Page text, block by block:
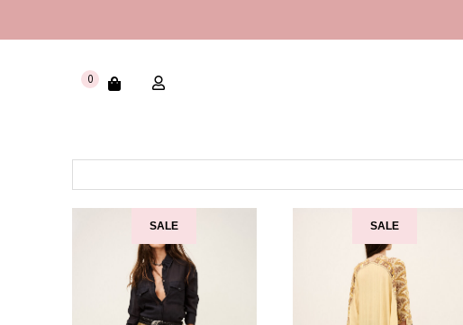
0
SALE
SALE